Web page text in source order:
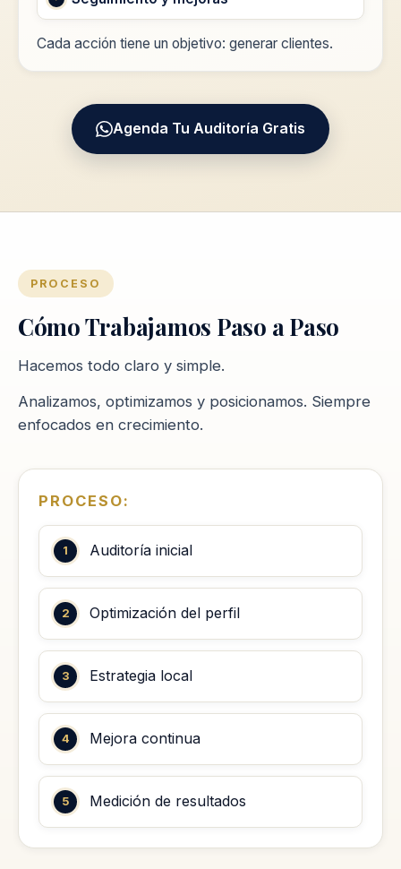
Cada acción tiene un objetivo: generar clientes.
Agenda Tu Auditoría Gratis
PROCESO:
Auditoría inicial
Optimización del perfil
Estrategia local
Mejora continua
Medición de resultados
PROCESO
Cómo Trabajamos Paso a Paso
Hacemos todo claro y simple.
Analizamos, optimizamos y posicionamos. Siempre
enfocados en crecimiento.